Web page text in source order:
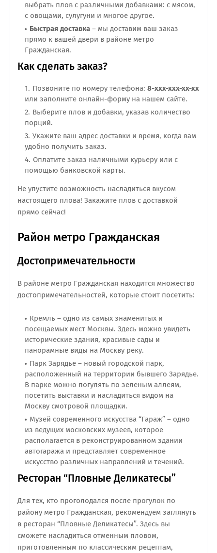
выбрать плов с различными добавками: с мясом,
с овощами, сулугуни и многое другое.
Быстрая доставка – мы доставим ваш заказ
прямо к вашей двери в районе метро
Гражданская.
Как сделать заказ?
Позвоните по номеру телефона: 8-xxx-xxx-xx-xx
или заполните онлайн-форму на нашем сайте.
Выберите плов и добавки, указав количество
порций.
Укажите ваш адрес доставки и время, когда вам
удобно получить заказ.
Оплатите заказ наличными курьеру или с
помощью банковской карты.
Не упустите возможность насладиться вкусом
настоящего плова! Закажите плов с доставкой
прямо сейчас!
Район метро Гражданская
Достопримечательности
В районе метро Гражданская находится множество
достопримечательностей, которые стоит посетить:
Кремль – одно из самых знаменитых и
посещаемых мест Москвы. Здесь можно увидеть
исторические здания, красивые сады и
панорамные виды на Москву реку.
Парк Зарядье – новый городской парк,
расположенный на территории бывшего Зарядье.
В парке можно погулять по зеленым аллеям,
посетить выставки и насладиться видом на
Москву смотровой площадки.
Музей современного искусства “Гараж” – одно
из ведущих московских музеев, которое
располагается в реконструированном здании
автогаража и представляет современное
искусство различных направлений и течений.
Ресторан “Пловные Деликатесы”
Для тех, кто проголодался после прогулок по
району метро Гражданская, рекомендуем заглянуть
в ресторан “Пловные Деликатесы”. Здесь вы
сможете насладиться отменным пловом,
приготовленным по классическим рецептам,